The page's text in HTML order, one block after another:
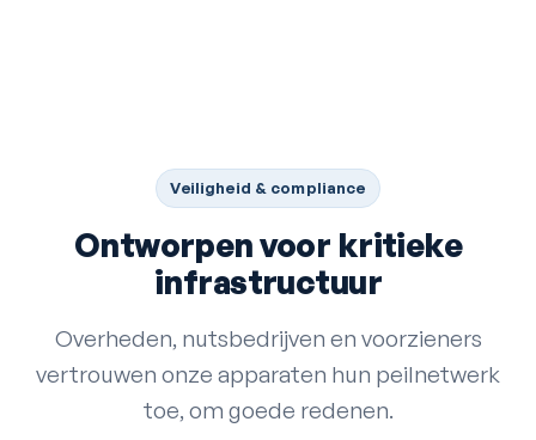
Veiligheid & compliance
Ontworpen voor kritieke
infrastructuur
Overheden, nutsbedrijven en voorzieners
vertrouwen onze apparaten hun peilnetwerk
toe, om goede redenen.